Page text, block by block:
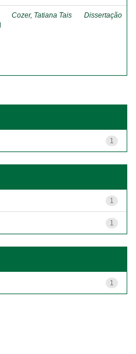
Cozer, Tatiana Tais Dissertação
1
1
1
1